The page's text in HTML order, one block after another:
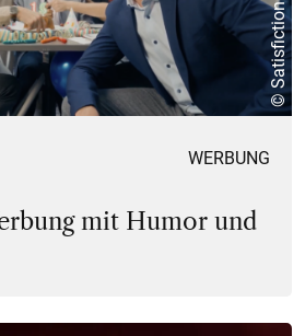
© Satisfiction
WERBUNG
mit Humor und